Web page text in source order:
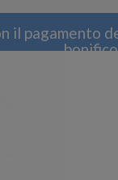
il pagamento
bonifico